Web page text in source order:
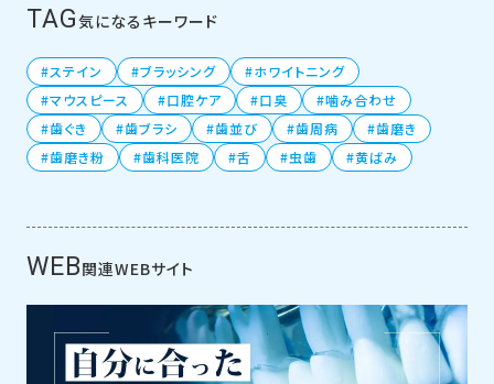
TAG気になるキーワード
ステイン ブラッシング
ホワイトニング
マウスピース
口腔ケア 口臭
噛み合わせ
歯ぐき
歯ブラシ 歯並び 歯周病
歯磨き
歯磨き粉
歯科医院 舌 虫歯 黄ばみ
WEB関連WEBサイト